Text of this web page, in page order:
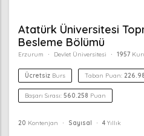
Atatürk Üniversitesi
Besleme Bölümü
Erzurum Devlet Üniversitesi 1957
Ücretsiz Burs Taban Puan:
Başarı Sırası: 560.258 Puan
20 Kontenjan Sayısal 4 Yıllık